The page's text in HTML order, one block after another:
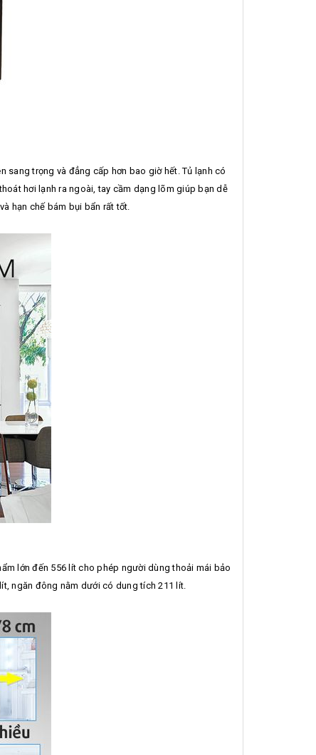
sang trọng và đẳng cấp hơn bao giờ hết. Tủ lạnh có
hơi lạnh ra ngoài, tay cầm dạng lõm giúp bạn dễ
hạn chế bám bụi bẩn rất tốt.
lớn đến 556 lít cho phép người dùng thoải mái bảo
ngăn đông nằm dưới có dung tích 211 lít.